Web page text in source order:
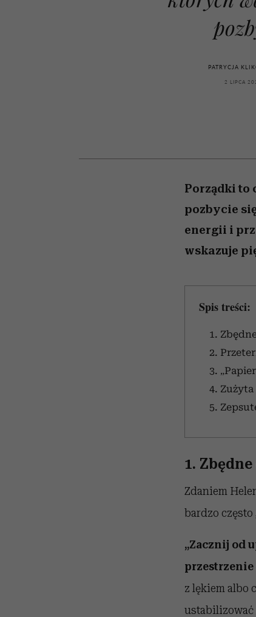
boimy się
PATRYCJA
2 LIPCA
Porządki to
pozbycie
energii i
wskazuje
Spis treści:
1.
2.
3.
4.
5.
1.
Zdaniem
bardzo
„Zacznij od
z lękiem albo
ustabilizować